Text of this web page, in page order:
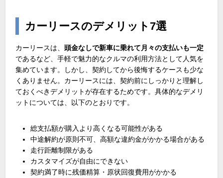
カーリースのデメリット 7選
カーリースは、頭金なしで新車に乗れて月々の支払いも一定
であるなど、手軽で魅力的なクルマの利用方法として人気を
集めています。しかし、契約してから後悔するケースも少な
くありません。カーリースには、契約前にしっかりと理解し
ておくべきデメリットが存在するためです。具体的なデメリ
ットについては、以下のとおりです。
総支払額が購入より高くなる可能性がある
中途解約が原則不可、高額な違約金がかかる場合がある
走行距離制限がある
カスタマイズが自由にできない
契約満了時に残価精算・原状回復費用がかかる